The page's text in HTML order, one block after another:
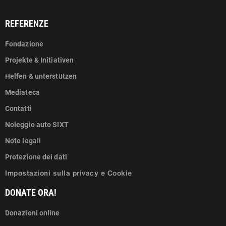
REFERENZE
Fondazione
Projekte & Initiativen
Helfen & unterstützen
Mediateca
Contatti
Noleggio auto SIXT
Note legali
Protezione dei dati
Impostazioni sulla privacy e Cookie
DONATE ORA!
Donazioni online